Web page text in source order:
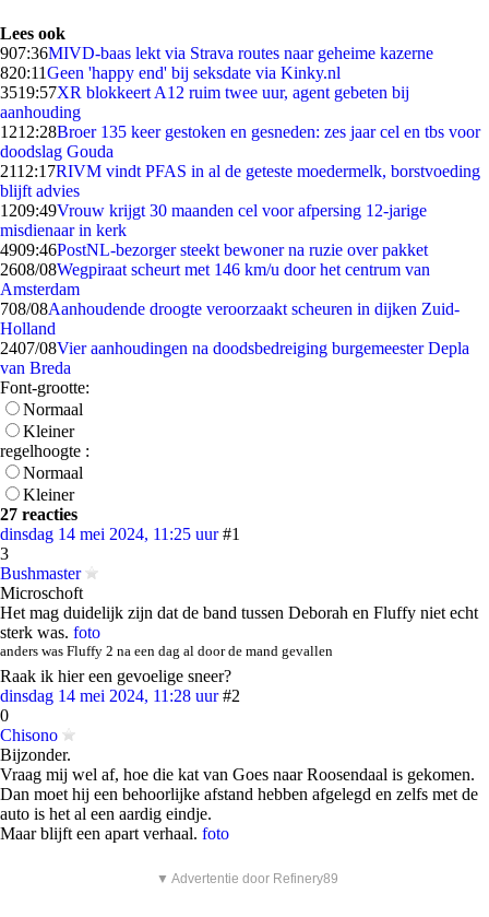
Lees ook
907:36MIVD-baas lekt via Strava routes naar geheime kazerne
820:11Geen 'happy end' bij seksdate via Kinky.nl
3519:57XR blokkeert A12 ruim twee uur, agent gebeten bij
aanhouding
1212:28Broer 135 keer gestoken en gesneden: zes jaar cel en tbs voor
doodslag Gouda
2112:17RIVM vindt PFAS in al de geteste moedermelk, borstvoeding
blijft advies
1209:49Vrouw krijgt 30 maanden cel voor afpersing 12-jarige
misdienaar in kerk
4909:46PostNL-bezorger steekt bewoner na ruzie over pakket
2608/08Wegpiraat scheurt met 146 km/u door het centrum van
Amsterdam
708/08Aanhoudende droogte veroorzaakt scheuren in dijken Zuid-
Holland
2407/08Vier aanhoudingen na doodsbedreiging burgemeester Depla
van Breda
Font-grootte:
Normaal
Kleiner
regelhoogte :
Normaal
Kleiner
27 reacties
dinsdag 14 mei 2024, 11:25 uur #1
3
Bushmaster
Microschoft
Het mag duidelijk zijn dat de band tussen Deborah en Fluffy niet echt
sterk was. foto
anders was Fluffy 2 na een dag al door de mand gevallen
Raak ik hier een gevoelige sneer?
dinsdag 14 mei 2024, 11:28 uur #2
0
Chisono
Bijzonder.
Vraag mij wel af, hoe die kat van Goes naar Roosendaal is gekomen.
Dan moet hij een behoorlijke afstand hebben afgelegd en zelfs met de
auto is het al een aardig eindje.
Maar blijft een apart verhaal. foto
▼ Advertentie door Refinery89